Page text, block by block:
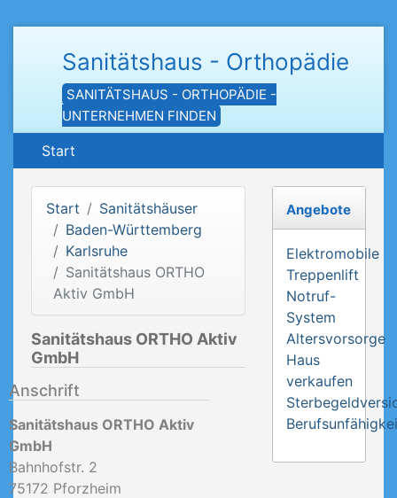
Sanitätshaus - Orthopädie
SANITÄTSHAUS - ORTHOPÄDIE -
UNTERNEHMEN FINDEN
Start
Start
Sanitätshäuser
Baden-Württemberg
Karlsruhe
Sanitätshaus ORTHO
Aktiv GmbH
Sanitätshaus ORTHO Aktiv
GmbH
Anschrift
Sanitätshaus ORTHO Aktiv
GmbH
Bahnhofstr. 2
75172 Pforzheim
Angebote
Elektromobile
Treppenlift
Notruf-
System
Altersvorsorge
Haus
verkaufen